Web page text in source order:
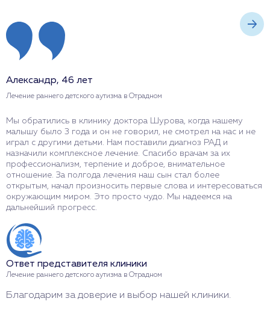
Александр, 46 лет
Лечение раннего детского аутизма в Отрадном
Мы обратились в клинику доктора Шурова, когда нашему
малышу было 3 года и он не говорил, не смотрел на нас и не
играл с другими детьми. Нам поставили диагноз РАД и
назначили комплексное лечение. Спасибо врачам за их
профессионализм, терпение и доброе, внимательное
отношение. За полгода лечения наш сын стал более
открытым, начал произносить первые слова и интересоваться
окружающим миром. Это просто чудо. Мы надеемся на
дальнейший прогресс.
Ответ представителя клиники
Лечение раннего детского аутизма в Отрадном
Благодарим за доверие и выбор нашей клиники.